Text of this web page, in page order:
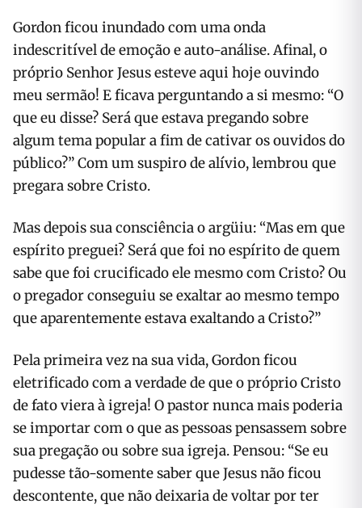
Gordon ficou inundado com uma onda
indescritível de emoção e auto-análise. Afinal, o
próprio Senhor Jesus esteve aqui hoje ouvindo
meu sermão! E ficava perguntando a si mesmo: “O
que eu disse? Será que estava pregando sobre
algum tema popular a fim de cativar os ouvidos do
público?” Com um suspiro de alívio, lembrou que
pregara sobre Cristo.
Mas depois sua consciência o argüiu: “Mas em que
espírito preguei? Será que foi no espírito de quem
sabe que foi crucificado ele mesmo com Cristo? Ou
o pregador conseguiu se exaltar ao mesmo tempo
que aparentemente estava exaltando a Cristo?”
Pela primeira vez na sua vida, Gordon ficou
eletrificado com a verdade de que o próprio Cristo
de fato viera à igreja! O pastor nunca mais poderia
se importar com o que as pessoas pensassem sobre
sua pregação ou sobre sua igreja. Pensou: “Se eu
pudesse tão-somente saber que Jesus não ficou
descontente, que não deixaria de voltar por ter